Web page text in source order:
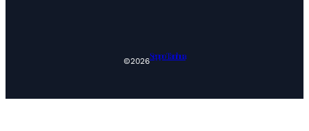
©2026Seppo Tanhua